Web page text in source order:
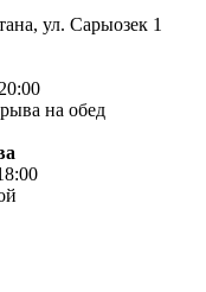
ул. Сарыозек 1
на обед